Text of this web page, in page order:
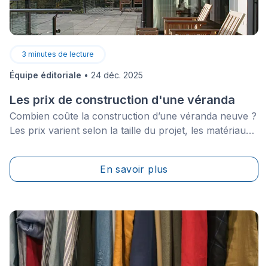
3 minutes de lecture
Équipe éditoriale • 24 déc. 2025
Les prix de construction d'une véranda
Combien coûte la construction d’une véranda neuve ?
Les prix varient selon la taille du projet, les matériaux
d’entamer les travaux, il est possible d’avoir une idée
des prix&nbsp;:
En savoir plus